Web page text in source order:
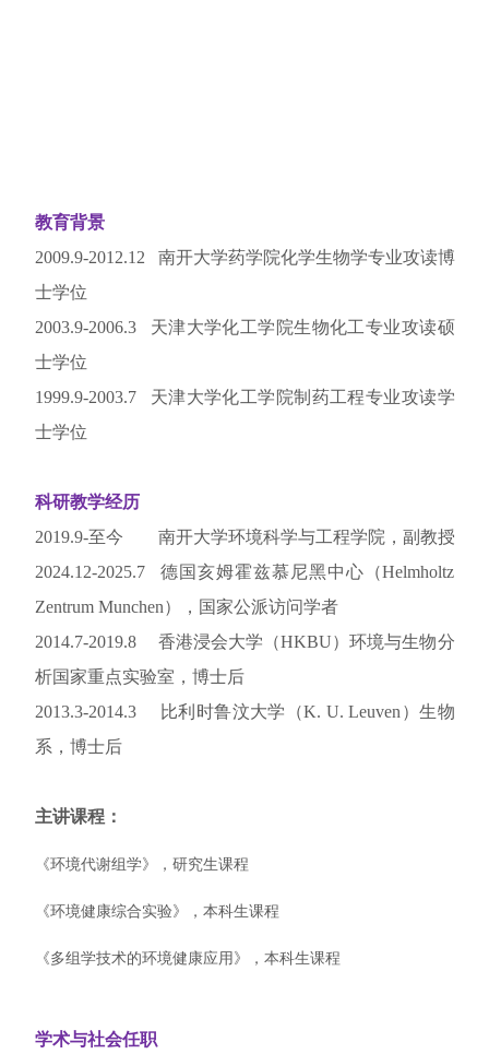
教育背景
2009.9-2012.12
南开大学药学院化学生物学专业攻读博
士学位
2003.9-2006.3
天津大学化工学院生物化工专业攻读硕
士学位
1999.9-2003.7
天津大学化工学院制药工程专业攻读学
士学位
科研教学经历
2019.9-至今
南开大学环境科学与工程学院，副教授
2024.12-2025.7 德国亥姆霍兹慕尼黑中心（Helmholtz
Zentrum Munchen），国家公派访问学者
2014.7-2019.8
香港浸会大学（HKBU）环境与生物分
析国家重点实验室，博士后
2013.3-2014.3
比利时鲁汶大学（K. U. Leuven）生物
系，博士后
主讲课程：
《环境代谢组学》，研究生课程
《环境健康综合实验》，本科生课程
《多组学技术的环境健康应用》，本科生课程
学术与社会任职